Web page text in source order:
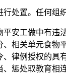
置。任何组
工做中有违
相关单元食
律例授权的
惩处取教育